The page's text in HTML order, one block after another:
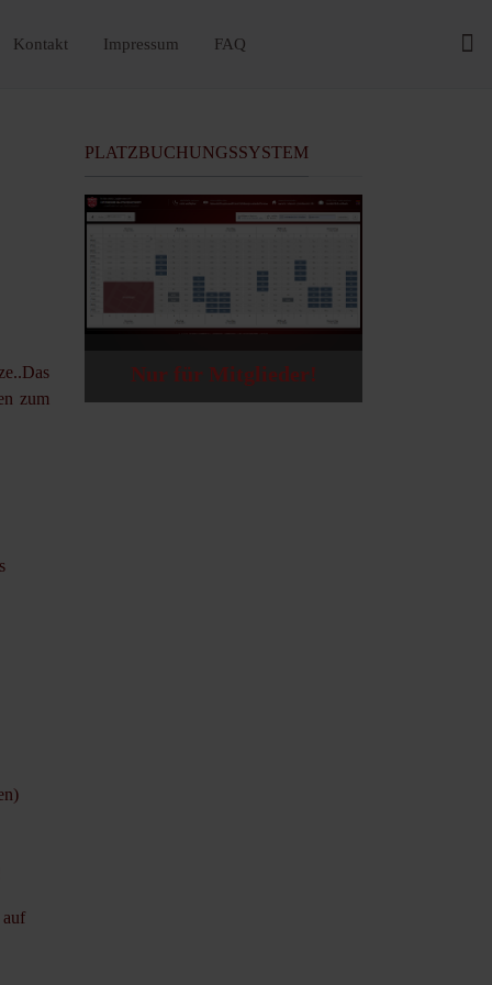
Kontakt Impressum FAQ
zum
auf
PLATZBUCHUNGSSYSTEM
Nur für Mitglieder!